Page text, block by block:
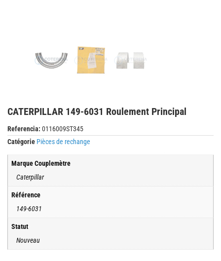
CATERPILLAR 149-6031 Roulement Principal
Referencia: 0116009ST345
Catégorie Pièces de rechange
Marque Couplemètre
Caterpillar
Référence
149-6031
Statut
Nouveau